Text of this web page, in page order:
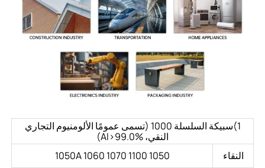
1)سبيكة السلسلة 1000 (تسمى عمومًا الألومنيوم التجاري
النقي، Al>99.0%)
النقاء
1050 1050A 1060 1070 1100